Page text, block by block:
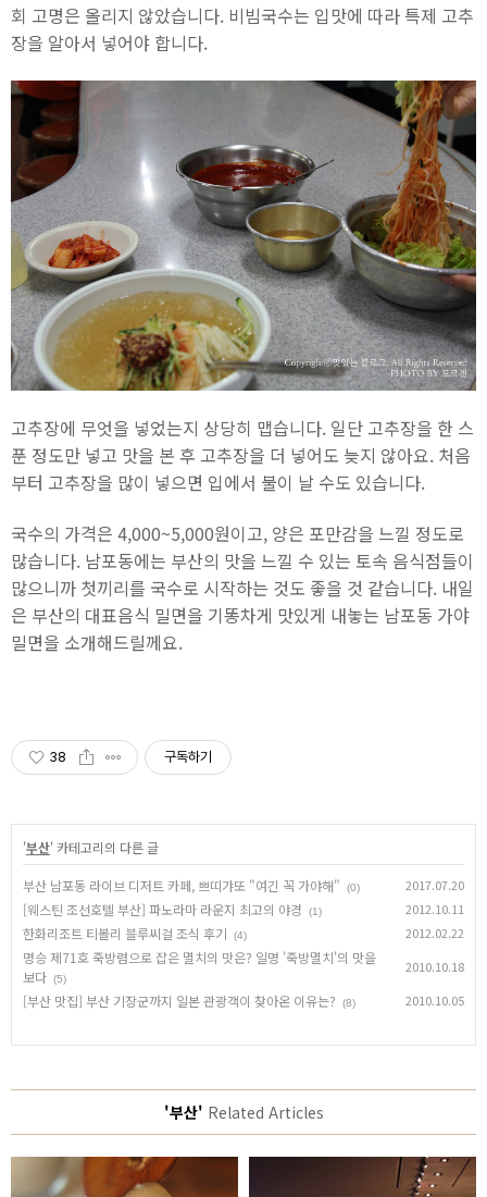
회 고명은 올리지 않았습니다. 비빔국수는 입맛에 따라 특제 고추
장을 알아서 넣어야 합니다.
고추장에 무엇을 넣었는지 상당히 맵습니다. 일단 고추장을 한 스
푼 정도만 넣고 맛을 본 후 고추장을 더 넣어도 늦지 않아요. 처음
부터 고추장을 많이 넣으면 입에서 불이 날 수도 있습니다.
국수의 가격은 4,000~5,000원이고, 양은 포만감을 느낄 정도로
많습니다. 남포동에는 부산의 맛을 느낄 수 있는 토속 음식점들이
많으니까 첫끼리를 국수로 시작하는 것도 좋을 것 같습니다. 내일
은 부산의 대표음식 밀면을 기똥차게 맛있게 내놓는 남포동 가야
밀면을 소개해드릴께요.
38 구독하기
'부산' 카테고리의 다른 글
부산 남포동 라이브 디저트 카페, 쁘띠갸또 "여긴 꼭 가야해" (0) 2017.07.20
[웨스틴 조선호텔 부산] 파노라마 라운지 최고의 야경 (1) 2012.10.11
한화리조트 티볼리 블루씨걸 조식 후기 (4) 2012.02.22
명승 제71호 죽방렴으로 잡은 멸치의 맛은? 일명 '죽방멸치'의 맛을
보다 (5)
2010.10.18
[부산 맛집] 부산 기장군까지 일본 관광객이 찾아온 이유는? (8) 2010.10.05
'부산' Related Articles